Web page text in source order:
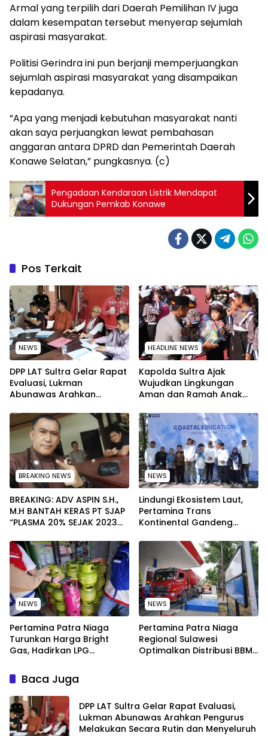
Armal yang terpilih dari Daerah Pemilihan IV juga
dalam kesempatan tersebut menyerap sejumlah
aspirasi masyarakat.
Politisi Gerindra ini pun berjanji memperjuangkan
sejumlah aspirasi masyarakat yang disampaikan
kepadanya.
“Apa yang menjadi kebutuhan masyarakat nanti
akan saya perjuangkan lewat pembahasan
anggaran antara DPRD dan Pemerintah Daerah
Konawe Selatan,” pungkasnya. (c)
Pengadaan Kendaraan Listrik Mendapat
Dukungan Pemkab Konawe
Pos Terkait
NEWS
‎DPP LAT Sultra Gelar Rapat
Evaluasi, Lukman
Abunawas Arahkan
Secara Rutin dan
Menyeluruh
HEADLINE NEWS
Kapolda Sultra Ajak
Wujudkan Lingkungan
Aman dan Ramah Anak
Nasional 2026
BREAKING NEWS
BREAKING: ADV ASPIN S.H.,
M.H BANTAH KERAS PT SJAP
“PLASMA 20% SEJAK 2023
WARGA WAWOONE!
NEWS
Lindungi Ekosistem Laut,
Pertamina Trans
Kontinental Gandeng
Kebersihan Pantai di
Bitung, Sulawesi
NEWS
Pertamina Patra Niaga
Turunkan Harga Bright
Gas, Hadirkan LPG
Lebih Kompetitif
NEWS
Pertamina Patra Niaga
Regional Sulawesi
Optimalkan Distribusi BBM
Baca Juga
‎DPP LAT Sultra Gelar Rapat Evaluasi,
Lukman Abunawas Arahkan Pengurus
Melakukan Secara Rutin dan Menyeluruh